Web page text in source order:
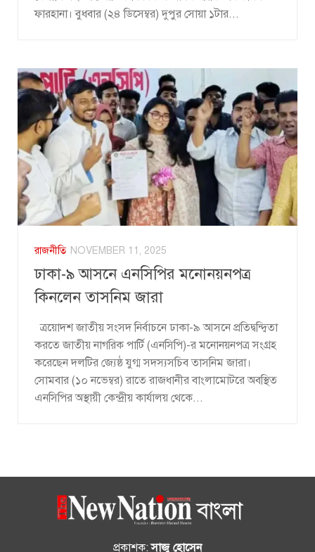
ফারহানা। বুধবার (২৪ ডিসেম্বর) দুপুর সোয়া ১টার...
রাজনীতি NOVEMBER 11, 2025
ঢাকা-৯ আসনে এনসিপির মনোনয়নপত্র
কিনলেন তাসনিম জারা
ত্রয়োদশ জাতীয় সংসদ নির্বাচনে ঢাকা-৯ আসনে প্রতিদ্বন্দ্বিতা
করতে জাতীয় নাগরিক পার্টি (এনসিপি)-র মনোনয়নপত্র সংগ্রহ
করেছেন দলটির জ্যেষ্ঠ যুগ্ম সদস্যসচিব তাসনিম জারা।
সোমবার (১০ নভেম্বর) রাতে রাজধানীর বাংলামোটরে অবস্থিত
এনসিপির অস্থায়ী কেন্দ্রীয় কার্যালয় থেকে...
প্রকাশক:সাজু হোসেন